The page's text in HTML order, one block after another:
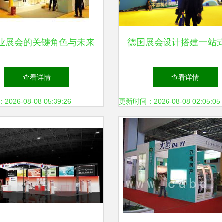
展会的关键角色与未来
展服务如何塑造行业
新生态
查看详情
2026-08-08 05:39:26
德国展会设计搭建一站
的有吗?
查看详情
更新时间：2026-08-08 02:05:05